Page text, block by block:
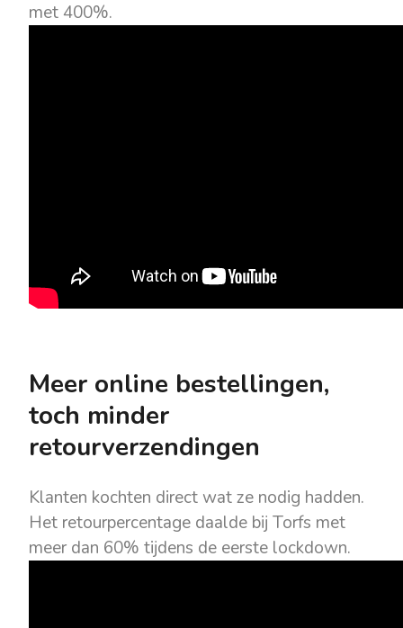
met 400%.
Meer online bestellingen,
toch minder
retourverzendingen
Klanten kochten direct wat ze nodig hadden.
Het retourpercentage daalde bij Torfs met
meer dan 60% tijdens de eerste lockdown.